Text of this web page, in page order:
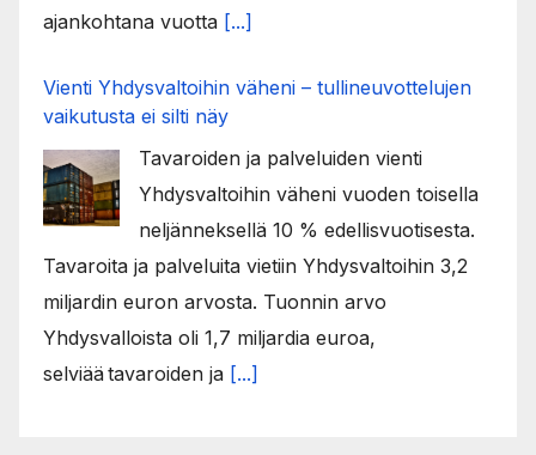
ajankohtana vuotta [...]
Vienti Yhdysvaltoihin väheni – tullineuvottelujen
vaikutusta ei silti näy
Tavaroiden ja palveluiden vienti
Yhdysvaltoihin väheni vuoden toisella
neljänneksellä 10 % edellisvuotisesta.
Tavaroita ja palveluita vietiin Yhdysvaltoihin 3,2
miljardin euron arvosta. Tuonnin arvo
Yhdysvalloista oli 1,7 miljardia euroa,
selviää tavaroiden ja [...]